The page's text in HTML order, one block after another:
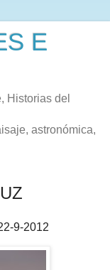
E
Historias del
astronómica,
9-2012